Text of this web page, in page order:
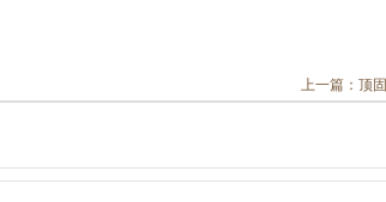
上一篇：顶